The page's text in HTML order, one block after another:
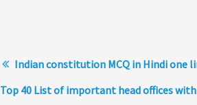
Indian constitution MCQ in Hindi one
Top 40 List of important head offices